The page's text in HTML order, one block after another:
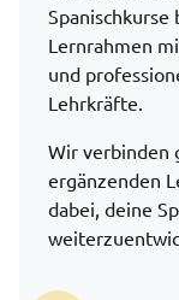
Lernrahmen
und
Lehrkräfte.
Wir verbinden
ergänzenden
dabei, deine